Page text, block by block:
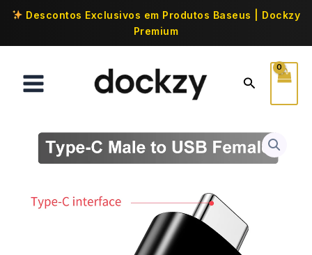
Descontos Exclusivos em Produtos Baseus | Dockzy
Premium